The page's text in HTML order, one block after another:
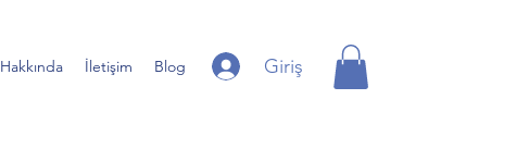
Hakkında İletişim Blog Giriş